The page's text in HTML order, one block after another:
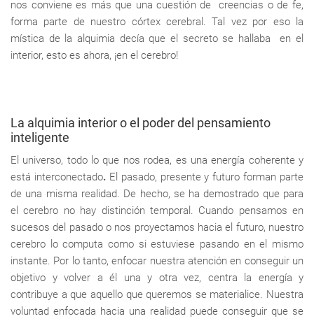
nos conviene es más que una cuestión de creencias o de fe,
forma parte de nuestro córtex cerebral. Tal vez por eso la
mística de la alquimia decía que el secreto se hallaba en el
interior, esto es ahora, ¡en el cerebro!
La alquimia interior o el poder del pensamiento
inteligente
El universo, todo lo que nos rodea, es una energía coherente y
está interconectado. El pasado, presente y futuro forman parte
de una misma realidad. De hecho, se ha demostrado que para
el cerebro no hay distinción temporal. Cuando pensamos en
sucesos del pasado o nos proyectamos hacia el futuro, nuestro
cerebro lo computa como si estuviese pasando en el mismo
instante. Por lo tanto, enfocar nuestra atención en conseguir un
objetivo y volver a él una y otra vez, centra la energía y
contribuye a que aquello que queremos se materialice. Nuestra
voluntad enfocada hacia una realidad puede conseguir que se